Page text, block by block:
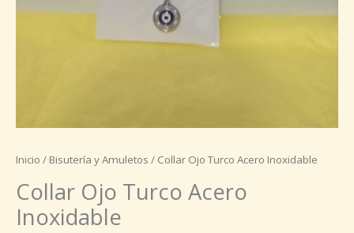
Inicio / Bisutería y Amuletos / Collar Ojo Turco Acero Inoxidable
Collar Ojo Turco Acero
Inoxidable